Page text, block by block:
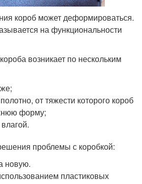
короб может деформироваться.
на функциональности
возникает по нескольким
от тяжести которого короб
форму;
проблемы с коробкой:
новую.
пластиковых